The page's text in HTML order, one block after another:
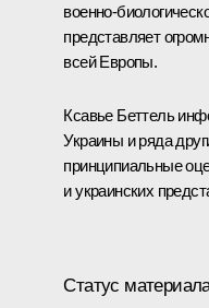
военно-
представляет
всей Европы.
Ксавье Беттель
Украины и ряда
принципиальные
и украинских
Статус